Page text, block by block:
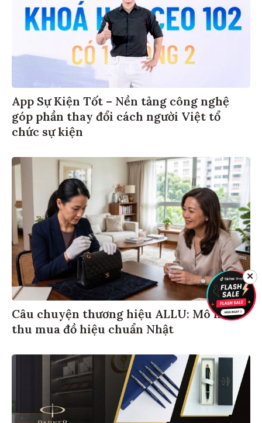
App Sự Kiện Tốt – Nền tảng công nghệ
góp phần thay đổi cách người Việt tổ
chức sự kiện
Câu chuyện thương hiệu ALLU: Mô hình
thu mua đồ hiệu chuẩn Nhật
✕